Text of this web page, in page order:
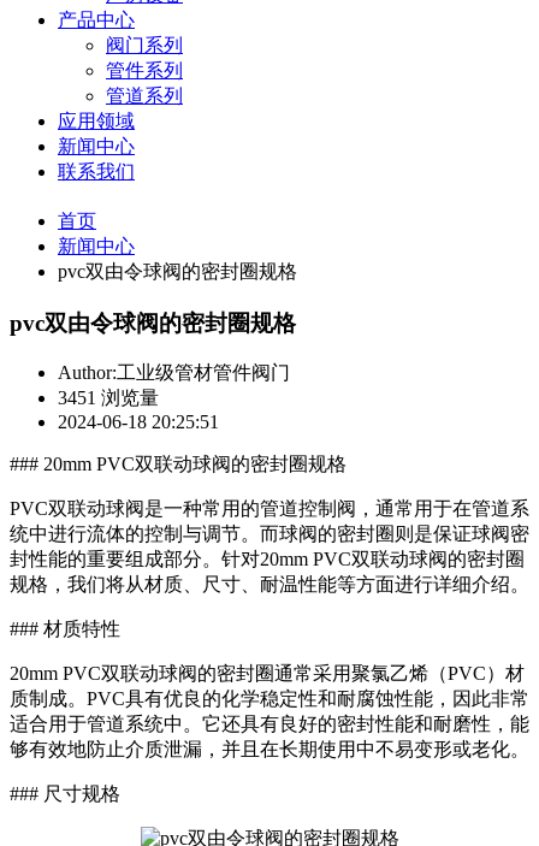
产品中心
阀门系列
管件系列
管道系列
应用领域
新闻中心
联系我们
首页
新闻中心
pvc双由令球阀的密封圈规格
pvc双由令球阀的密封圈规格
Author:工业级管材管件阀门
3451 浏览量
2024-06-18 20:25:51
### 20mm PVC双联动球阀的密封圈规格
PVC双联动球阀是一种常用的管道控制阀，通常用于在管道系
统中进行流体的控制与调节。而球阀的密封圈则是保证球阀密
封性能的重要组成部分。针对20mm PVC双联动球阀的密封圈
规格，我们将从材质、尺寸、耐温性能等方面进行详细介绍。
### 材质特性
20mm PVC双联动球阀的密封圈通常采用聚氯乙烯（PVC）材
质制成。PVC具有优良的化学稳定性和耐腐蚀性能，因此非常
适合用于管道系统中。它还具有良好的密封性能和耐磨性，能
够有效地防止介质泄漏，并且在长期使用中不易变形或老化。
### 尺寸规格